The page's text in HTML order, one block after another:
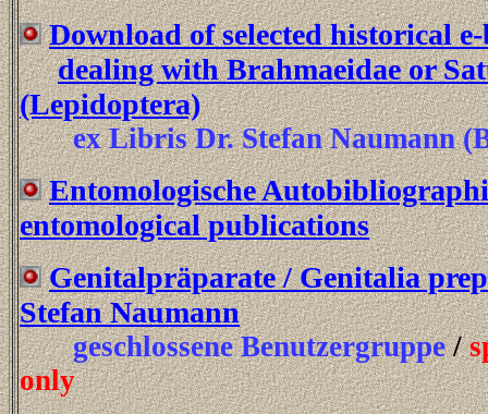
Download of selected historical
dealing with Brahmaeidae or
(Lepidoptera)
ex Libris Dr. Stefan Naumann
Entomologische
entomological publications
Genitalpräparate / Genitalia
Stefan Naumann
geschlossene Benutzergruppe/
only